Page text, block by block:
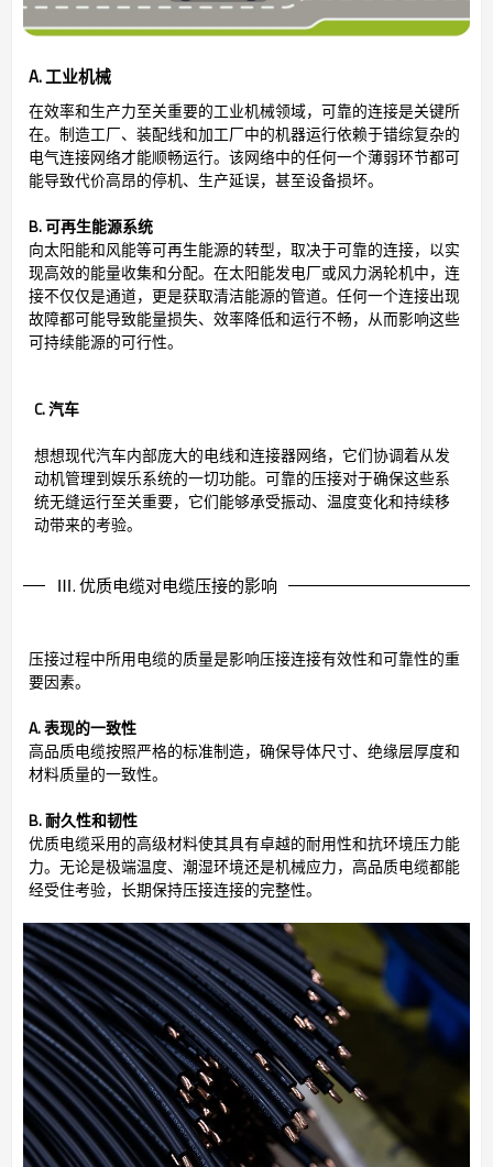
A. 工业机械
在效率和生产力至关重要的工业机械领域，可靠的连接是关键所
在。制造工厂、装配线和加工厂中的机器运行依赖于错综复杂的
电气连接网络才能顺畅运行。该网络中的任何一个薄弱环节都可
能导致代价高昂的停机、生产延误，甚至设备损坏。
B. 可再生能源系统
向太阳能和风能等可再生能源的转型，取决于可靠的连接，以实
现高效的能量收集和分配。在太阳能发电厂或风力涡轮机中，连
接不仅仅是通道，更是获取清洁能源的管道。任何一个连接出现
故障都可能导致能量损失、效率降低和运行不畅，从而影响这些
可持续能源的可行性。
C. 汽车
想想现代汽车内部庞大的电线和连接器网络，它们协调着从发
动机管理到娱乐系统的一切功能。可靠的压接对于确保这些系
统无缝运行至关重要，它们能够承受振动、温度变化和持续移
动带来的考验。
Ⅲ. 优质电缆对电缆压接的影响
压接过程中所用电缆的质量是影响压接连接有效性和可靠性的重
要因素。
A. 表现的一致性
高品质电缆按照严格的标准制造，确保导体尺寸、绝缘层厚度和
材料质量的一致性。
B. 耐久性和韧性
优质电缆采用的高级材料使其具有卓越的耐用性和抗环境压力能
力。无论是极端温度、潮湿环境还是机械应力，高品质电缆都能
经受住考验，长期保持压接连接的完整性。